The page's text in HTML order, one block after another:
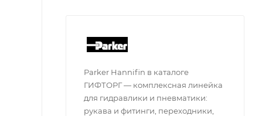
Parker Hannifin в каталоге
ГИФТОРГ — комплексная линейка
для гидравлики и пневматики:
рукава и фитинги, переходники,